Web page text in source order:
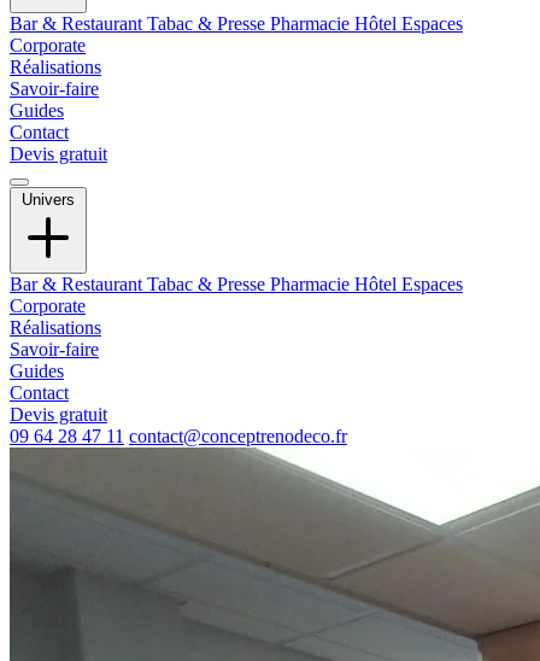
Bar & Restaurant Tabac & Presse Pharmacie Hôtel Espaces
Corporate
Réalisations
Savoir-faire
Guides
Contact
Devis gratuit
Univers
Bar & Restaurant Tabac & Presse Pharmacie Hôtel Espaces
Corporate
Réalisations
Savoir-faire
Guides
Contact
Devis gratuit
09 64 28 47 11 contact@conceptrenodeco.fr